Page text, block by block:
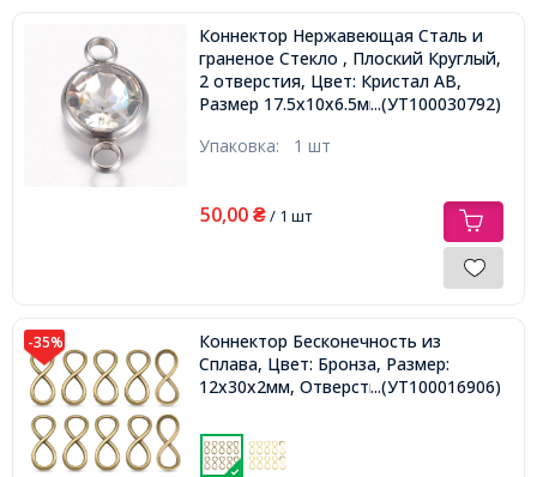
Коннектор Нержавеющая Сталь и
граненое Стекло , Плоский Круглый,
2 отверстия, Цвет: Кристал АВ,
Размер 17.5х10х6.5мм, Отверстие
...(УТ100030792)
Упаковка: 1 шт
50,00 ₴/ 1 шт
-35%
Коннектор Бесконечность из
Сплава, Цвет: Бронза, Размер:
12х30х2мм, Отверстие 12х8мм,
...(УТ100016906)